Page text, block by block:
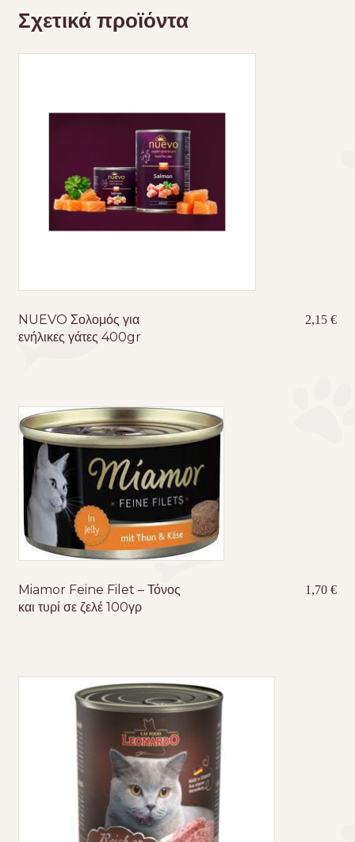
Σχετικά προϊόντα
NUEVO Σολομός για
ενήλικες γάτες 400gr
2,15€
Miamor Feine Filet – Τόνος
και τυρί σε ζελέ 100γρ
1,70€